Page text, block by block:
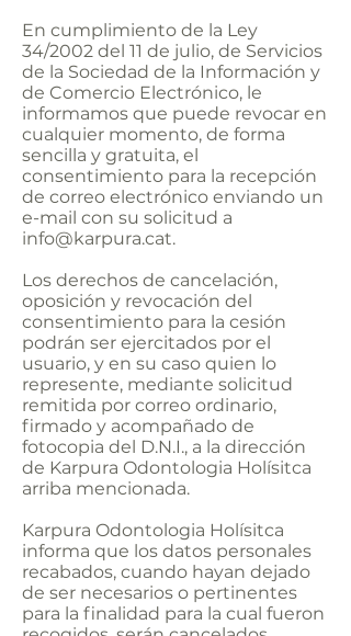
En cumplimiento de la Ley
34/2002 del 11 de julio, de Servicios
de la Sociedad de la Información y
de Comercio Electrónico, le
informamos que puede revocar en
cualquier momento, de forma
sencilla y gratuita, el
consentimiento para la recepción
de correo electrónico enviando un
e-mail con su solicitud a
info@karpura.cat.
Los derechos de cancelación,
oposición y revocación del
consentimiento para la cesión
podrán ser ejercitados por el
usuario, y en su caso quien lo
represente, mediante solicitud
remitida por correo ordinario,
firmado y acompañado de
fotocopia del D.N.I., a la dirección
de Karpura Odontologia Holísitca
arriba mencionada.
Karpura Odontologia Holísitca
informa que los datos personales
recabados, cuando hayan dejado
de ser necesarios o pertinentes
para la finalidad para la cual fueron